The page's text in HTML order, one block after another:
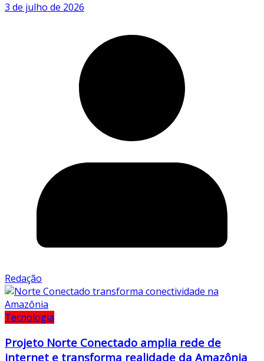
3 de julho de 2026
Redação
Tecnologia
Projeto Norte Conectado amplia rede de
internet e transforma realidade da Amazônia